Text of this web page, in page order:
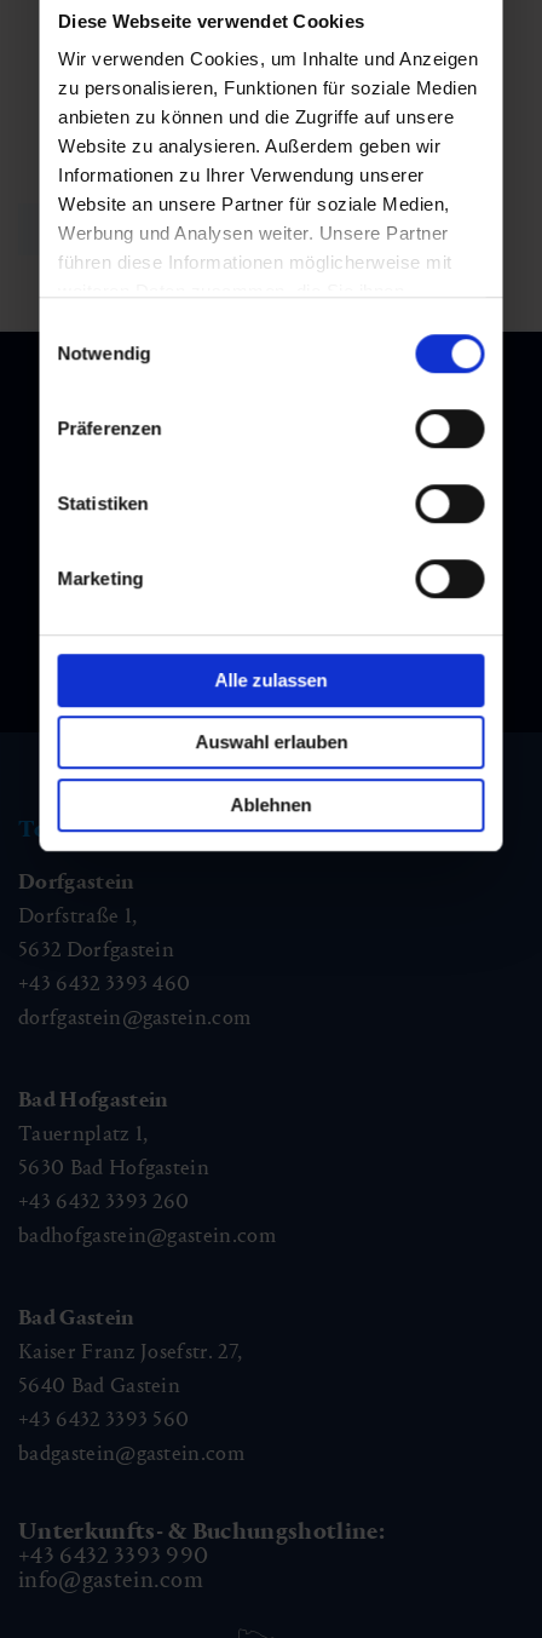
Diese Webseite verwendet Cookies
Wir verwenden Cookies, um Inhalte und Anzeigen
zu personalisieren, Funktionen für soziale Medien
anbieten zu können und die Zugriffe auf unsere
Website zu analysieren. Außerdem geben wir
Informationen zu Ihrer Verwendung unserer
Website an unsere Partner für soziale Medien,
Werbung und Analysen weiter. Unsere Partner
führen diese Informationen möglicherweise mit
Nutzung der Dienste gesammelt haben.
Einwilligungsauswahl
Notwendig
Präferenzen
Statistiken
Marketing
Alle zulassen
Auswahl erlauben
Ablehnen
Di,
01.09.2026
20:00
Fr,
04.09.2026
20:00
Zurück zur Übersicht
Melden Sie sich bei unserem Newsletter an, und bleiben Sie
Tourismus Information
Dorfgastein
Dorfstraße 1,
5632 Dorfgastein
+43 6432 3393 460
dorfgastein@gastein.com
Bad Hofgastein
Tauernplatz 1,
5630 Bad Hofgastein
+43 6432 3393 260
badhofgastein@gastein.com
Bad Gastein
Kaiser Franz Josefstr. 27,
5640 Bad Gastein
+43 6432 3393 560
badgastein@gastein.com
Unterkunfts- & Buchungshotline:
+43 6432 3393 990
info@gastein.com